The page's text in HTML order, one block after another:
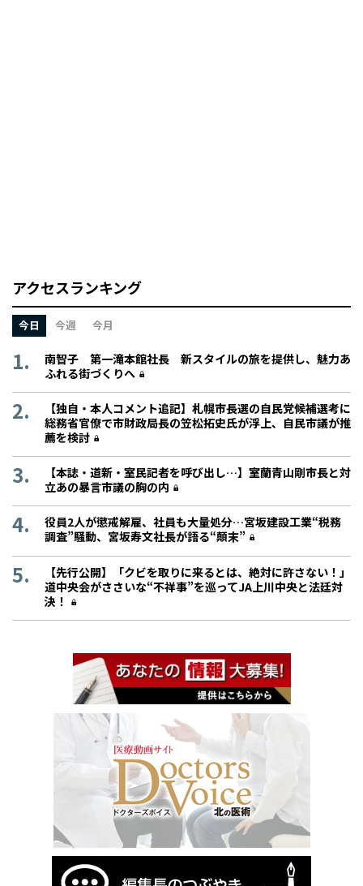
アクセスランキング
今日 今週 今月
南智子 第一滝本館社長 新スタイルの旅を提供し、魅力あ
ふれる街づくりへ
【独自・本人コメント追記】札幌市長選の自民党候補選考に
総務省官僚で市財政局長の笠松拓史氏が浮上、自民市議が推
薦を検討
【本誌・道新・室民記者を呼び出し…】室蘭青山剛市長と対
立あの暴言市議の胸の内
役員2人が懲戒解雇、社員も大量処分…宮坂建設工業“税務
調査”騒動、宮坂寿文社長が語る“顛末”
【先行公開】「クビを取りに来るとは、絶対に許さない！」
道中央会がささいな“不祥事”を巡ってJA上川中央と法廷対
決！